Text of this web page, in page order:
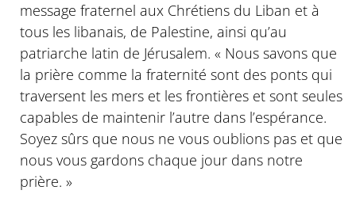
message fraternel aux Chrétiens du Liban et à
tous les libanais, de Palestine, ainsi qu’au
patriarche latin de Jérusalem. « Nous savons que
la prière comme la fraternité sont des ponts qui
traversent les mers et les frontières et sont seules
capables de maintenir l’autre dans l’espérance.
Soyez sûrs que nous ne vous oublions pas et que
nous vous gardons chaque jour dans notre
prière. »